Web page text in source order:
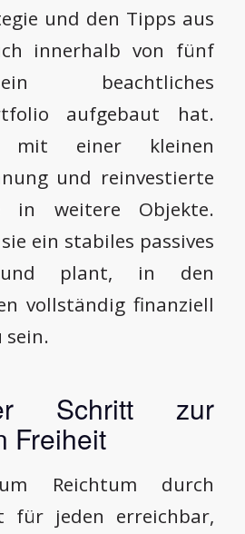
und den Tipps aus
innerhalb von fünf
beachtliches
aufgebaut hat.
mit einer kleinen
und reinvestierte
in weitere Objekte.
ein stabiles passives
und plant, in den
vollständig finanziell
sein.
Schritt zur
Freiheit
Reichtum durch
für jeden erreichbar,